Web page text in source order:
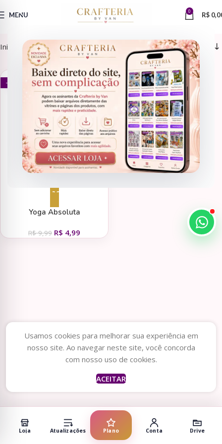
MENU 0 R$
Início Produtos marcados com a tag “posturas de yoga”
E-BOOKS
- 50%
Adicionar ao carrinho
Yoga Absoluta
R$9,99 R$ 4,99
Usamos cookies para melhorar sua experiência em
nosso site. Ao navegar neste site, você concorda
com nosso uso de cookies.
ACEITAR
Loja Atualizações Plano Conta Drive